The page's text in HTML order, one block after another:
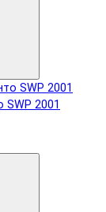
SWP 2001